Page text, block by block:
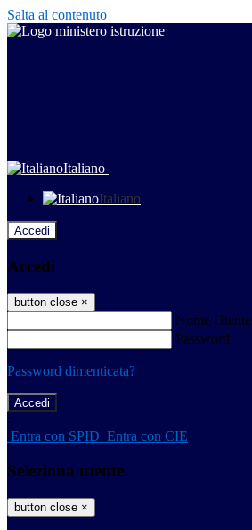
Salta al contenuto
Italiano
Italiano
Accedi
Accedi
button close ×
Nome Utente
Password
Password dimenticata?
-
Entra con SPID Entra con CIE
Seleziona utente
button close ×